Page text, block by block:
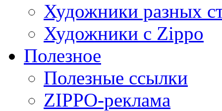
Художники разных
Художники с Zippo
Полезное
Полезные ссылки
ZIPPO-реклама